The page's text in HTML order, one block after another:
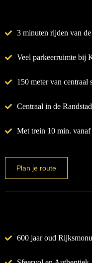
3 minuten rijden van
Veel parkeerruimte bij
150 meter van centraal
Centraal in de Randstad
Met trein 10 min.
Plan je route
600 jaar oud